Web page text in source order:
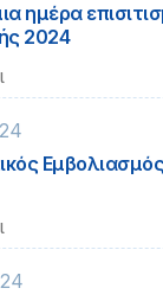
ημέρα
2024